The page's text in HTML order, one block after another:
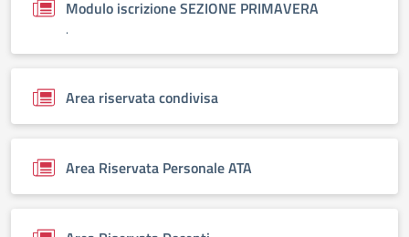
Modulo iscrizione SEZIONE PRIMAVERA
.
Area riservata condivisa
Area Riservata Personale ATA